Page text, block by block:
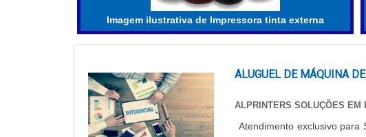
Imagem ilustrativa de Impressora tinta externa
ALUGUEL DE MÁQUINA
ALPRINTERS SOLUÇÕES EM
Atendimento exclusivo